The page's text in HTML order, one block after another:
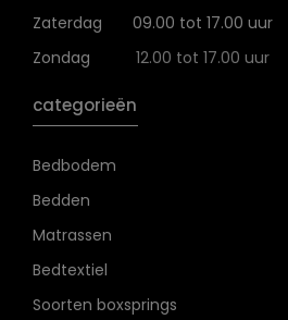
Zaterdag
09.00 tot 17.00 uur
Zondag
12.00 tot 17.00 uur
categorieën
Bedbodem
Bedden
Matrassen
Bedtextiel
Soorten boxsprings